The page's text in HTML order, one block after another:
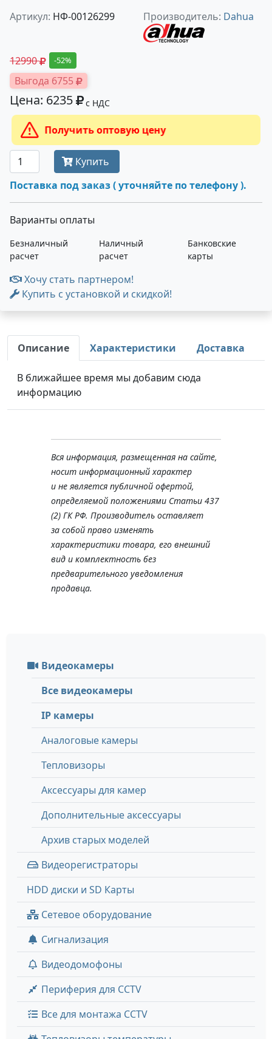
Артикул: НФ-00126299 Производитель: Dahua
12990 -52%
Выгода 6755
Цена: 6235 с НДС
Получить оптовую цену
Купить
Поставка под заказ ( уточняйте по телефону ).
Варианты оплаты
Безналичный
расчет
Наличный
расчет
Банковские
карты
Хочу стать партнером!
Купить с установкой и скидкой!
Описание Характеристики Доставка
В ближайшее время мы добавим сюда
информацию
Вся информация, размещенная на сайте,
носит информационный характер
и не является публичной офертой,
определяемой положениями Статьи 437
(2) ГК РФ. Производитель оставляет
за собой право изменять
характеристики товара, его внешний
вид и комплектность без
предварительного уведомления
продавца.
Видеокамеры
Все видеокамеры
IP камеры
Аналоговые камеры
Тепловизоры
Аксессуары для камер
Дополнительные аксессуары
Архив старых моделей
Видеорегистраторы
HDD диски и SD Карты
Сетевое оборудование
Сигнализация
Видеодомофоны
Периферия для CCTV
Все для монтажа CCTV